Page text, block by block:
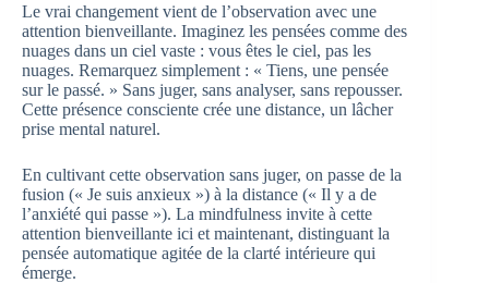
Le vrai changement vient de l’observation avec une
attention bienveillante. Imaginez les pensées comme des
nuages dans un ciel vaste : vous êtes le ciel, pas les
nuages. Remarquez simplement : « Tiens, une pensée
sur le passé. » Sans juger, sans analyser, sans repousser.
Cette présence consciente crée une distance, un lâcher
prise mental naturel.
En cultivant cette observation sans juger, on passe de la
fusion (« Je suis anxieux ») à la distance (« Il y a de
l’anxiété qui passe »). La mindfulness invite à cette
attention bienveillante ici et maintenant, distinguant la
pensée automatique agitée de la clarté intérieure qui
émerge.